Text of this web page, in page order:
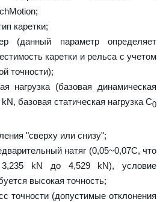
каретки;
(данный параметр определяет
каретки и рельса с учетом
точности);
нагрузка (базовая динамическая
базовая статическая нагрузка С0
"сверху или снизу";
натяг (0,05~0,07C, что
3,235 kN до 4,529 kN), условие
высокая точность;
точности (допустимые отклонения